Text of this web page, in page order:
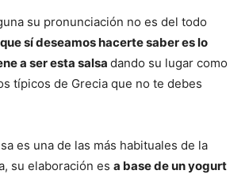
su pronunciación no es del todo
sí deseamos hacerte saber es lo
a ser esta salsa dando su lugar como
típicos de Grecia que no te debes
es una de las más habituales de la
su elaboración es a base de un yogurt